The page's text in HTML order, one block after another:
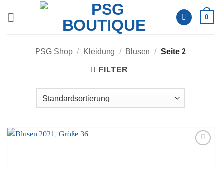
0
PSG Shop / Kleidung / Blusen / Seite 2
FILTER